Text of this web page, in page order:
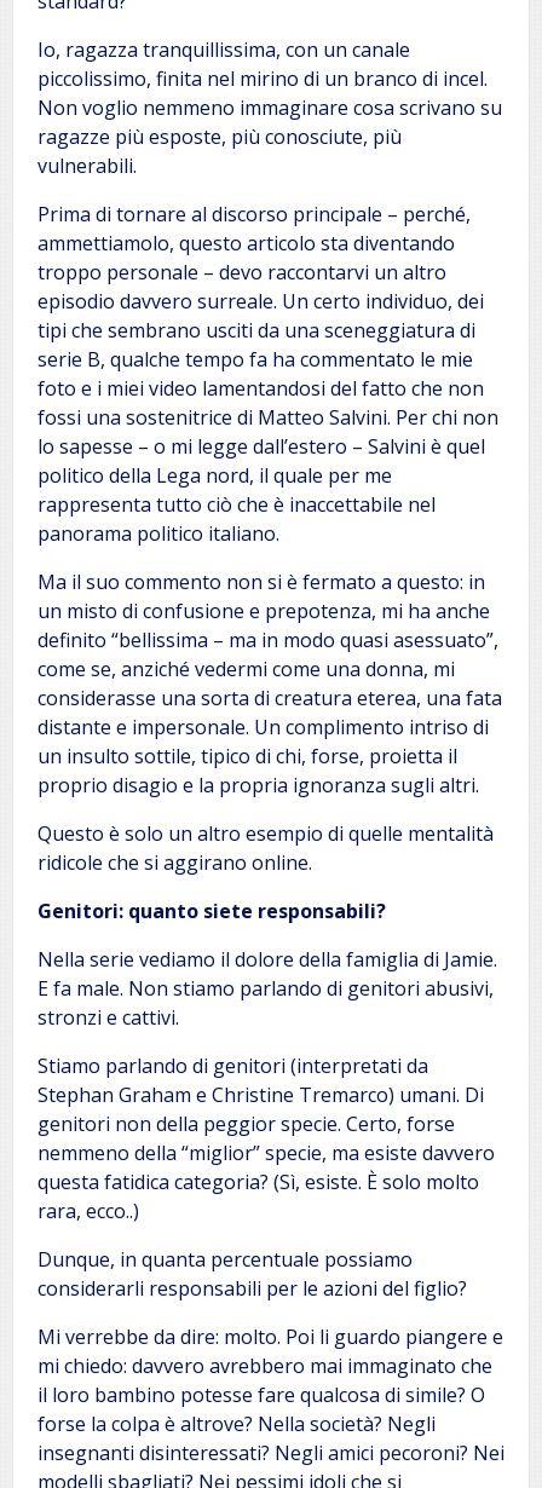
Io, ragazza tranquillissima, con un canale
piccolissimo, finita nel mirino di un branco di incel.
Non voglio nemmeno immaginare cosa scrivano su
ragazze più esposte, più conosciute, più
vulnerabili.
Prima di tornare al discorso principale – perché,
ammettiamolo, questo articolo sta diventando
troppo personale – devo raccontarvi un altro
episodio davvero surreale. Un certo individuo, dei
tipi che sembrano usciti da una sceneggiatura di
serie B, qualche tempo fa ha commentato le mie
foto e i miei video lamentandosi del fatto che non
fossi una sostenitrice di Matteo Salvini. Per chi non
lo sapesse – o mi legge dall’estero – Salvini è quel
politico della Lega nord, il quale per me
rappresenta tutto ciò che è inaccettabile nel
panorama politico italiano.
Ma il suo commento non si è fermato a questo: in
un misto di confusione e prepotenza, mi ha anche
definito “bellissima – ma in modo quasi asessuato”,
come se, anziché vedermi come una donna, mi
considerasse una sorta di creatura eterea, una fata
distante e impersonale. Un complimento intriso di
un insulto sottile, tipico di chi, forse, proietta il
proprio disagio e la propria ignoranza sugli altri.
Questo è solo un altro esempio di quelle mentalità
ridicole che si aggirano online.
Genitori: quanto siete responsabili?
Nella serie vediamo il dolore della famiglia di Jamie.
E fa male. Non stiamo parlando di genitori abusivi,
stronzi e cattivi.
Stiamo parlando di genitori (interpretati da
Stephan Graham e Christine Tremarco) umani. Di
genitori non della peggior specie. Certo, forse
nemmeno della “miglior” specie, ma esiste davvero
questa fatidica categoria? (Sì, esiste. È solo molto
rara, ecco..)
Dunque, in quanta percentuale possiamo
considerarli responsabili per le azioni del figlio?
Mi verrebbe da dire: molto. Poi li guardo piangere e
mi chiedo: davvero avrebbero mai immaginato che
il loro bambino potesse fare qualcosa di simile? O
forse la colpa è altrove? Nella società? Negli
insegnanti disinteressati? Negli amici pecoroni? Nei
modelli sbagliati? Nei pessimi idoli che si